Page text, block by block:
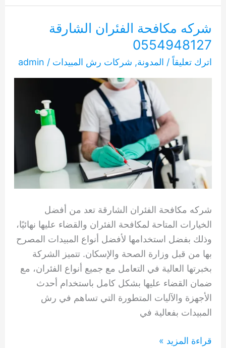
حشرات
الشارقة
0554948127
شركه مكافحة الفئران الشارقة
0554948127
اترك تعليقاً / المدونة, شركات رش المبيدات /
admin
شركه مكافحة الفئران الشارقة تعد من أفضل
الخيارات المتاحة لمكافحة الفئران والقضاء عليها نهائيًا،
وذلك بفضل استخدامها لأفضل أنواع المبيدات المصرح
بها من قبل وزارة الصحة والإسكان. تتميز الشركة
بخبرتها العالية في التعامل مع جميع أنواع الفئران، مع
ضمان القضاء عليها بشكل كامل باستخدام أحدث
الأجهزة والآليات المتطورة التي تساهم في رش
المبيدات بفعالية في
شركه
قراءة المزيد »